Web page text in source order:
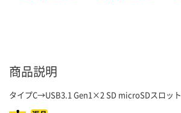
商品説明
タイプC→USB3.1 Gen1×2 SD microSDスロット